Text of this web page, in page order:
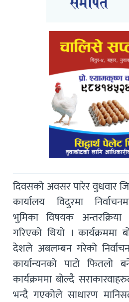
दिवसको अवसर पारेर वुधवार
कार्यालय विदुरमा
भुमिका विषयक अन्तरक्रिया
गरिएको थियो । कार्यक्रममा
देशले अबलम्बन गरेको निर्वाचन
कार्यान्यनको पाटो
कार्यक्रममा बोल्दै
भन्दै गएकोले साधारण